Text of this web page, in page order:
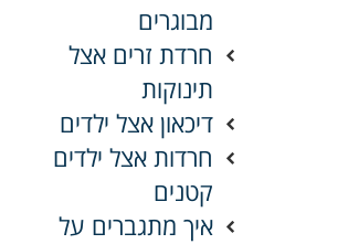
מבוגרים
חרדת זרים אצל
תינוקות
דיכאון אצל ילדים
חרדות אצל ילדים
קטנים
איך מתגברים על